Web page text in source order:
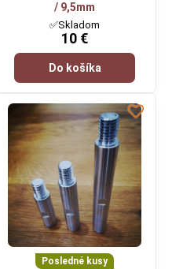
/ 9,5mm
✅Skladom
10 €
Do košíka
Posledné kusy